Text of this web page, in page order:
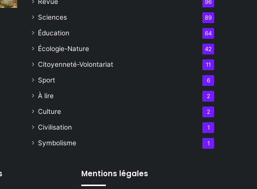
96
Sciences 89
Éducation 64
Écologie-Nature 42
Citoyenneté-Volontariat 11
Sport 6
À lire 2
Culture 2
Civilisation 1
Symbolisme 1
Mentions légales